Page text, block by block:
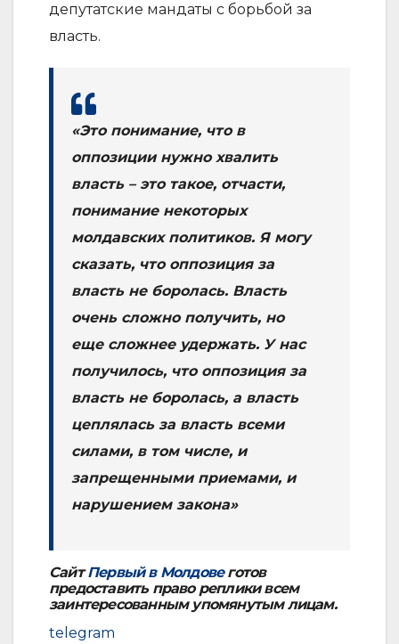
депутатские мандаты с борьбой за
власть.
«Это понимание, что в
оппозиции нужно хвалить
власть – это такое, отчасти,
понимание некоторых
молдавских политиков. Я могу
сказать, что оппозиция за
власть не боролась. Власть
очень сложно получить, но
еще сложнее удержать. У нас
получилось, что оппозиция за
власть не боролась, а власть
цеплялась за власть всеми
силами, в том числе, и
запрещенными приемами, и
нарушением закона»
СайтПервый в Молдовеготов
предоставить право реплики всем
заинтересованным упомянутым лицам.
telegram